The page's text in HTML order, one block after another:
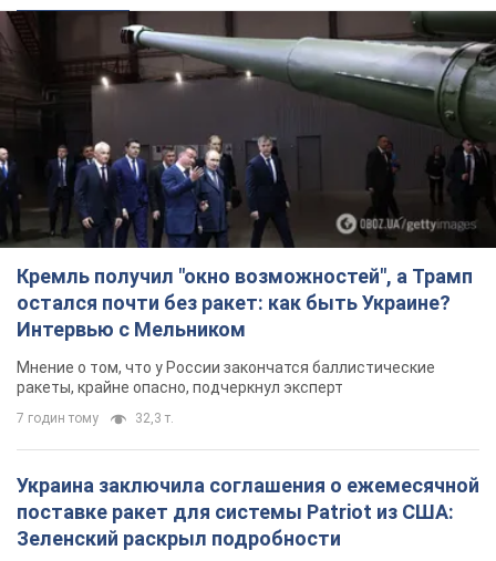
Кремль получил "окно возможностей", а Трамп
остался почти без ракет: как быть Украине?
Интервью с Мельником
Мнение о том, что у России закончатся баллистические
ракеты, крайне опасно, подчеркнул эксперт
7 годин тому 32,3 т.
Украина заключила соглашения о ежемесячной
поставке ракет для системы Patriot из США:
Зеленский раскрыл подробности